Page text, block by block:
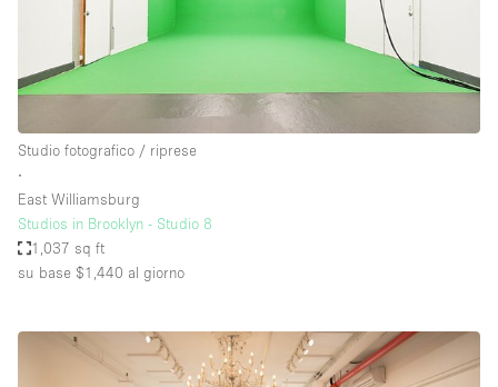
Studio fotografico / riprese
∙
East Williamsburg
Studios in Brooklyn - Studio 8
1,037 sq ft
su base $1,440 al giorno